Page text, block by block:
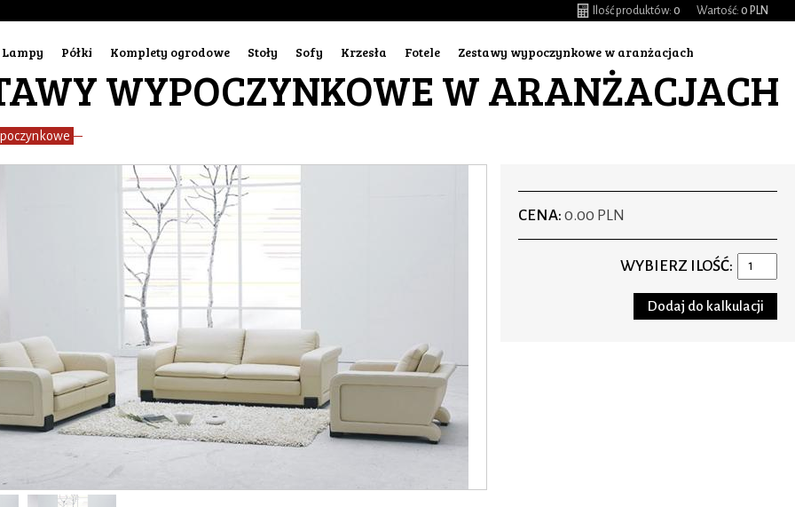
Ilość produktów: 0 Wartość: 0 PLN
Lampy Półki Komplety ogrodowe Stoły Sofy Krzesła Fotele Zestawy wypoczynkowe w aranżacjach
WYPOCZYNKOWE W ARANŻACJACH
CENA:0.00 PLN
WYBIERZ ILOŚĆ: